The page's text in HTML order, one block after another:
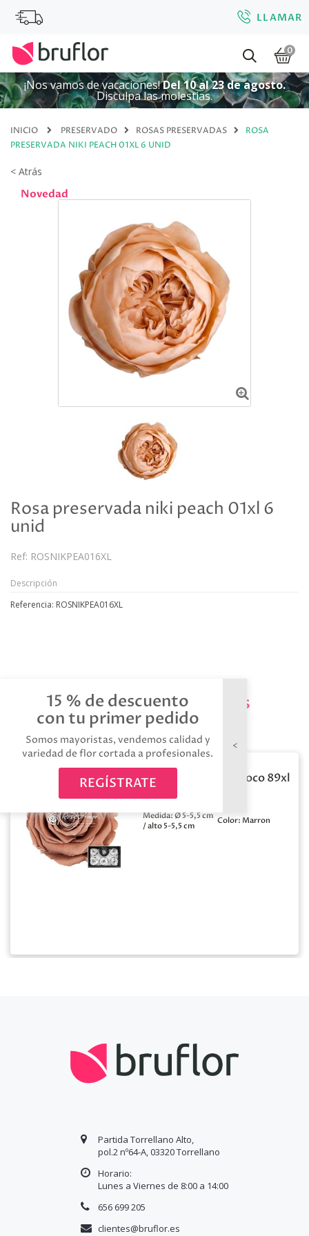
15 % de descuento
con tu primer pedido
Somos mayoristas, vendemos calidad y
variedad de flor cortada a profesionales.
REGÍSTRATE
LLAMAR
0
¡Nos vamos de vacaciones!Del 10 al 23 de agosto.
Disculpa las molestias.
INICIO PRESERVADO ROSAS PRESERVADAS
ROSA
PRESERVADA NIKI PEACH 01XL 6 UNID
< Atrás
Novedad
Rosa preservada niki peach 01xl 6
unid
Ref: ROSNIKPEA016XL
Descripción
Referencia: ROSNIKPEA016XL
Productos relacionados
Rosa preservada choco 89xl
6 unid
Medida:Ø 5-5,5 cm
/ alto 5-5,5 cm
Color: Marron
Partida Torrellano Alto,
pol.2 nº64-A, 03320 Torrellano
Horario:
Lunes a Viernes de 8:00 a 14:00
656 699 205
clientes@bruflor.es